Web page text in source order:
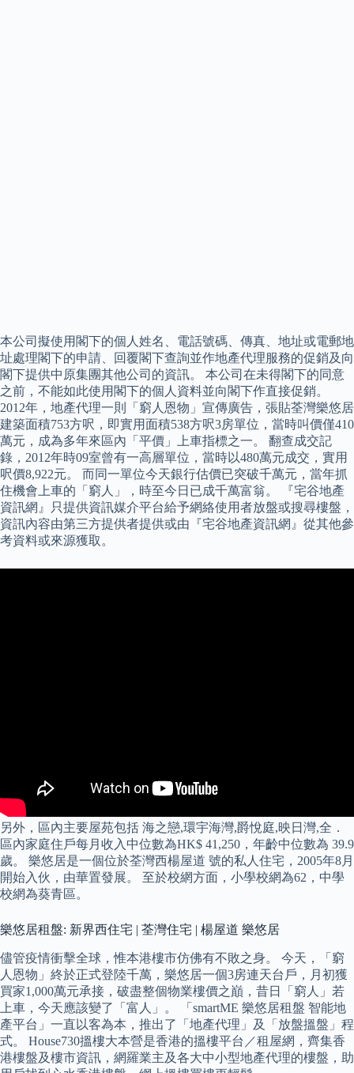
本公司擬使用閣下的個人姓名、電話號碼、傳真、地址或電郵地
址處理閣下的申請、回覆閣下查詢並作地產代理服務的促銷及向
閣下提供中原集團其他公司的資訊。 本公司在未得閣下的同意
之前，不能如此使用閣下的個人資料並向閣下作直接促銷。
2012年，地產代理一則「窮人恩物」宣傳廣告，張貼荃灣樂悠居
建築面積753方呎，即實用面積538方呎3房單位，當時叫價僅410
萬元，成為多年來區內「平價」上車指標之一。 翻查成交記
錄，2012年時09室曾有一高層單位，當時以480萬元成交，實用
呎價8,922元。 而同一單位今天銀行估價已突破千萬元，當年抓
住機會上車的「窮人」，時至今日已成千萬富翁。 『宅谷地產
資訊網』只提供資訊媒介平台給予網絡使用者放盤或搜尋樓盤，
資訊內容由第三方提供者提供或由『宅谷地產資訊網』從其他參
考資料或來源獲取。
另外，區內主要屋苑包括 海之戀,環宇海灣,爵悅庭,映日灣,全．
區內家庭住戶每月收入中位數為HK$ 41,250，年齡中位數為 39.9
歲。 樂悠居是一個位於荃灣西楊屋道 號的私人住宅，2005年8月
開始入伙，由華置發展。 至於校網方面，小學校網為62，中學
校網為葵青區。
樂悠居租盤: 新界西住宅 | 荃灣住宅 | 楊屋道 樂悠居
儘管疫情衝擊全球，惟本港樓市仿佛有不敗之身。 今天，「窮
人恩物」終於正式登陸千萬，樂悠居一個3房連天台戶，月初獲
買家1,000萬元承接，破盡整個物業樓價之巔，昔日「窮人」若
上車，今天應該變了「富人」。 「smartME 樂悠居租盤 智能地
產平台」一直以客為本，推出了「地產代理」及「放盤搵盤」程
式。 House730搵樓大本營是香港的搵樓平台／租屋網，齊集香
港樓盤及樓市資訊，網羅業主及各大中小型地產代理的樓盤，助